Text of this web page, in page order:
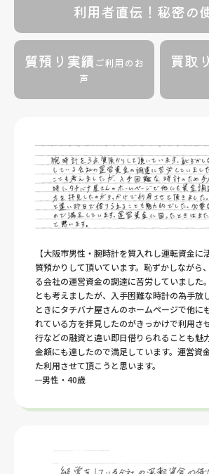
利用者直伝！秘密の
質預り実績 ご利用のお
声
買取
【大阪市男性・腕時計を質入れし運転資金に
質預かりして頂いています。恥ずかしながら
る会社の運営資金の調達に苦労していました
とも考えましたが、入手困難な時計の為手放
ときにタチバナ屋さんのホームページで他に
れている方を拝見したのがきっかけで利用さ
行などの融資と違い即日借りられることも魅
金額にも達したので満足しています。運営資
た利用させて頂こうと思います。
男性・40歳